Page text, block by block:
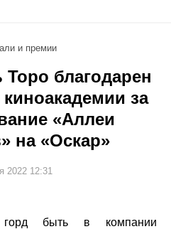
и премии
благодарен
за
«Аллеи
на «Оскар»
2022 12:31
быть в компании